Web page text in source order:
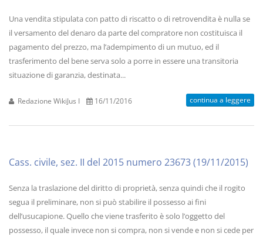
Una vendita stipulata con patto di riscatto o di retrovendita è nulla se
il versamento del denaro da parte del compratore non costituisca il
pagamento del prezzo, ma l’adempimento di un mutuo, ed il
trasferimento del bene serva solo a porre in essere una transitoria
situazione di garanzia, destinata...
Redazione WikiJus I 16/11/2016 continua a leggere
Cass. civile, sez. II del 2015 numero 23673 (19/11/2015)
Senza la traslazione del diritto di proprietà, senza quindi che il rogito
segua il preliminare, non si può stabilire il possesso ai fini
dell’usucapione. Quello che viene trasferito è solo l’oggetto del
possesso, il quale invece non si compra, non si vende e non si cede per